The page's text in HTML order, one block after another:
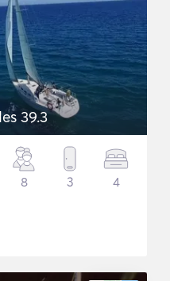
39.3
8 3 4